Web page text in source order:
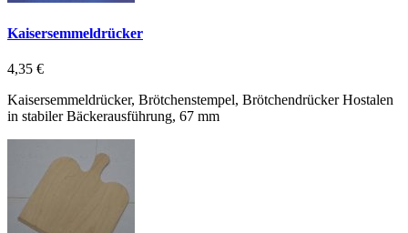
Kaisersemmeldrücker
4,35 €
Kaisersemmeldrücker, Brötchenstempel, Brötchendrücker Hostalen
in stabiler Bäckerausführung, 67 mm